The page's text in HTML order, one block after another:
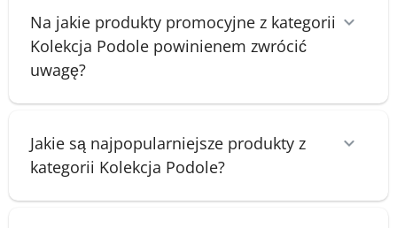
Na jakie produkty promocyjne z kategorii
Kolekcja Podole powinienem zwrócić
uwagę?
Jakie są najpopularniejsze produkty z
kategorii Kolekcja Podole?